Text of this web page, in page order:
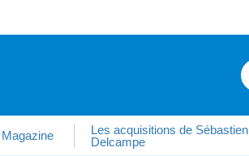
Magazine
Les acquisitions de Sébastien
Delcampe